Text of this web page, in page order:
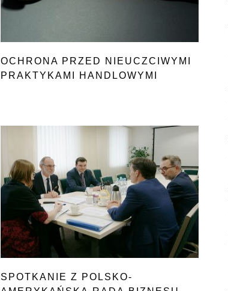
OCHRONA PRZED NIEUCZCIWYMI
PRAKTYKAMI HANDLOWYMI
SPOTKANIE Z POLSKO-